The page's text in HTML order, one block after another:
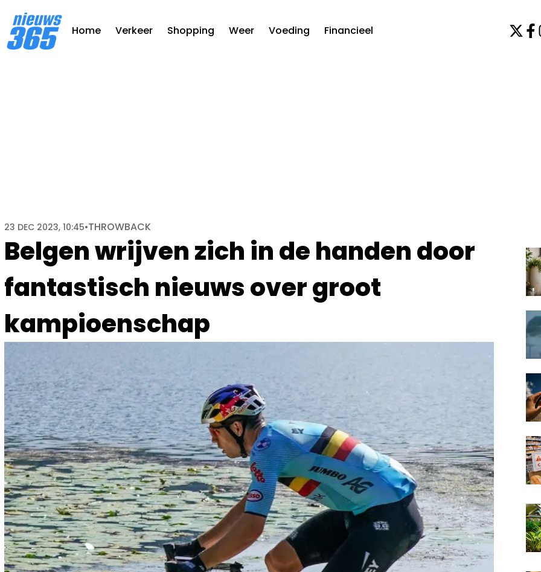
Home Verkeer Shopping Weer Voeding Financieel
Belgen wrijven zich in de handen door
fantastisch nieuws over groot
kampioenschap
23 DEC 2023, 10:45•THROWBACK